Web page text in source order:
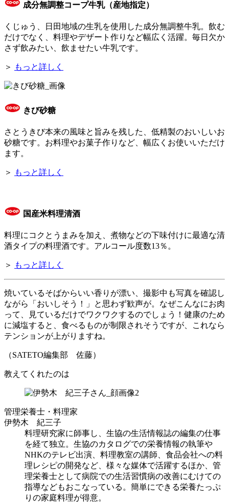
成分無調整コープ牛乳（産地指定）
くじゅう、日田地域の生乳を使用した成分無調整牛乳。飲む
だけでなく、料理やデザート作りなど幅広く活躍。毎日欠か
さず飲みたい、飲ませたい牛乳です。
＞ もっと詳しく
きび砂糖
さとうきび本来の風味と旨みを残した、低精製のおいしいお
砂糖です。お料理やお菓子作りなど、幅広くお使いいただけ
ます。
＞ もっと詳しく
国産米料理清酒
料理にコクとうまみを加え、煮物などの下味付けに最適な清
酒タイプの料理酒です。アルコール度数13％。
＞ もっと詳しく
焼いているそばからいい香りが漂い、撮影中も写真を確認し
ながら「おいしそう！」と思わず歓声が。なぜこんなにお肉
って、見ているだけでワクワクするのでしょう！健康のため
に減塩すると、食べるものが制限されそうですが、これなら
テンションが上がりますね。
（SATETO編集部 佐藤）
教えてくれたのは
管理栄養士・料理家
伊勢木 紀三子
料理研究家に師事し、生協の生活情報誌の編集の仕事
を経て独立。生協のカタログでの栄養情報の執筆や
NHKのテレビ出演、料理教室の講師、食品会社への料
理レシピの開発など、様々な媒体で活躍するほか、管
理栄養士として病院での生活習慣病の改善にむけての
指導などもおこなっている。簡単にできる栄養たっぷ
りの家庭料理が得意。